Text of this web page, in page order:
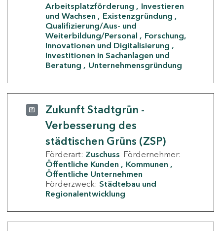
Arbeitsplatzförderung
Investieren
und Wachsen
Existenzgründung
Qualifizierung/Aus- und
Weiterbildung/Personal
Forschung,
Innovationen und Digitalisierung
Investitionen in Sachanlagen und
Beratung
Unternehmensgründung
Zukunft Stadtgrün -
Verbesserung des
städtischen Grüns (ZSP)
Förderart: Zuschuss Fördernehmer:
Öffentliche Kunden
Kommunen
Öffentliche Unternehmen
Förderzweck: Städtebau und
Regionalentwicklung